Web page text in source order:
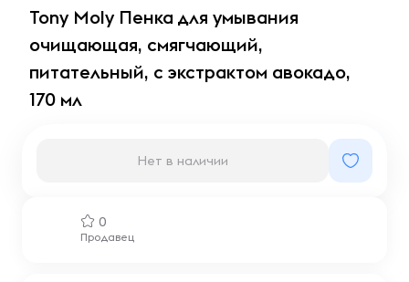
Tony Moly Пенка для умывания
очищающая, смягчающий,
питательный, с экстрактом авокадо,
170 мл
0
Продавец
Нет в наличии